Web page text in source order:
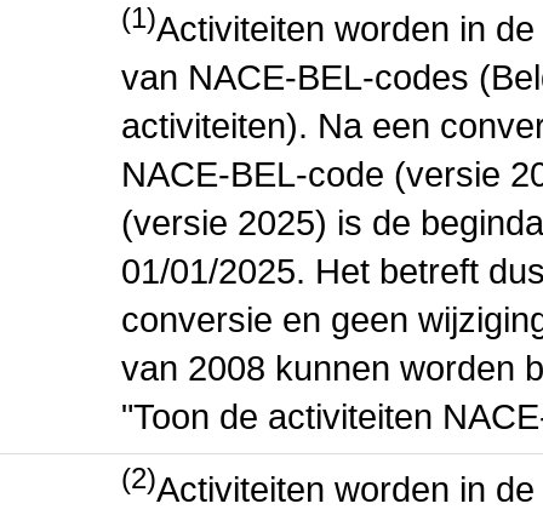
(1)Activiteiten worden in
van NACE-BEL-codes
activiteiten). Na een
NACE-BEL-code (versie
(versie 2025) is de
01/01/2025. Het betreft
conversie en geen
van 2008 kunnen worden
"Toon de activiteiten
(2)Activiteiten worden in